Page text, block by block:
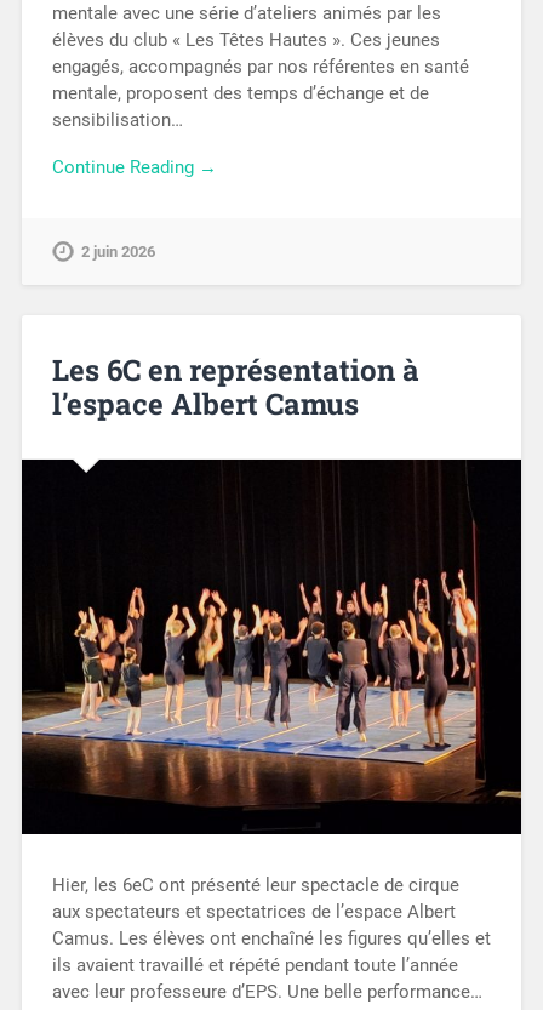
mentale avec une série d’ateliers animés par les
élèves du club « Les Têtes Hautes ». Ces jeunes
engagés, accompagnés par nos référentes en santé
mentale, proposent des temps d’échange et de
sensibilisation…
Continue Reading →
2 juin 2026
Les 6C en représentation à
l’espace Albert Camus
Hier, les 6eC ont présenté leur spectacle de cirque
aux spectateurs et spectatrices de l’espace Albert
Camus. Les élèves ont enchaîné les figures qu’elles et
ils avaient travaillé et répété pendant toute l’année
avec leur professeure d’EPS. Une belle performance…